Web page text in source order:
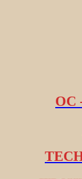
OC